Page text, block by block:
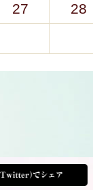
27
28